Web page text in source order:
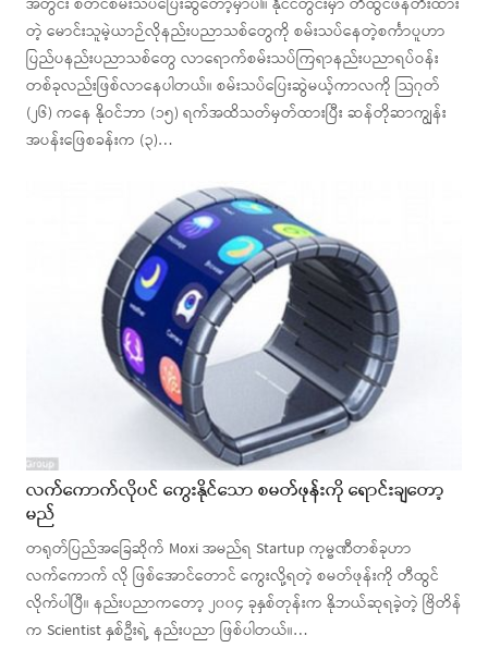
တဲ့ မောင်းသူမဲ့ယာဉ်လိုနည်းပညာသစ်တွေကို စမ်းသပ်နေတဲ့စင်္ကာပူဟာ
ပြည်ပနည်းပညာသစ်တွေ လာရောက်စမ်းသပ်ကြရာနည်းပညာရပ်ဝန်း
တစ်ခုလည်းဖြစ်လာနေပါတယ်။ စမ်းသပ်ပြေးဆွဲမယ့်ကာလကို သြဂုတ်
(၂၆) ကနေ နိုဝင်ဘာ (၁၅) ရက်အထိသတ်မှတ်ထားပြီး ဆန်တိုဆာကျွန်း
အပန်းဖြေစခန်းက (၃)…
လက်ကောက်လိုပင် ကွေးနိုင်သော စမတ်ဖုန်းကို ရောင်းချတော့
မည်
တရုတ်ပြည်အခြေဆိုက် Moxi အမည်ရ Startup ကုမ္ဗဏီတစ်ခုဟာ
လက်ကောက် လို ဖြစ်အောင်တောင် ကွေးလို့ရတဲ့ စမတ်ဖုန်းကို တီထွင်
လိုက်ပါပြီ။ နည်းပညာကတော့ ၂၀၀၄ ခုနှစ်တုန်းက နိုဘယ်ဆုရခဲ့တဲ့ ဗြိတိန်
က Scientist နှစ်ဦးရဲ့ နည်းပညာ ဖြစ်ပါတယ်။…